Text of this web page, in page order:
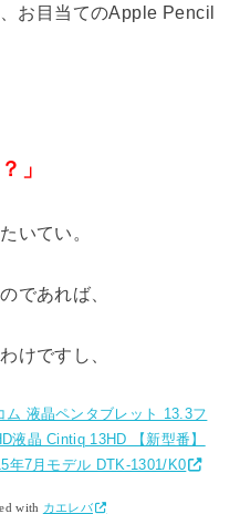
お目当てのApple Pencil
」
いてい。
であれば、
けですし、
ム 液晶ペンタブレット 13.3フ
液晶 Cintiq 13HD 【新型番】
年7月モデル DTK-1301/K0
with カエレバ